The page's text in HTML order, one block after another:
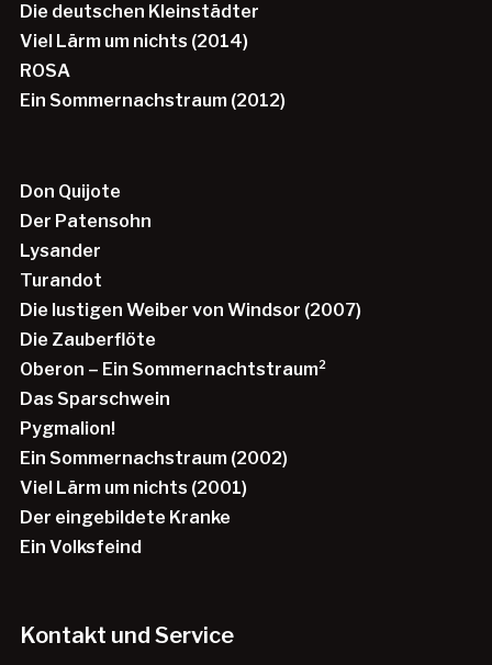
Die deutschen Kleinstädter
Viel Lärm um nichts (2014)
ROSA
Ein Sommernachstraum (2012)
Don Quijote
Der Patensohn
Lysander
Turandot
Die lustigen Weiber von Windsor (2007)
Die Zauberflöte
Oberon – Ein Sommernachtstraum²
Das Sparschwein
Pygmalion!
Ein Sommernachstraum (2002)
Viel Lärm um nichts (2001)
Der eingebildete Kranke
Ein Volksfeind
Kontakt und Service